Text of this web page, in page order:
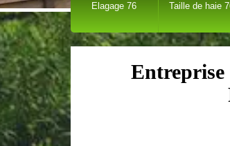
Elagage 76 Taille de haie
Entreprise